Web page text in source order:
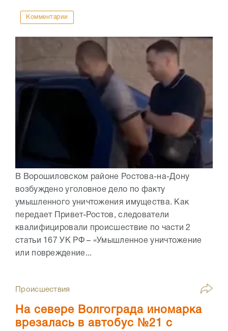
Комментарии
В Ворошиловском районе Ростова-на-Дону
возбуждено уголовное дело по факту
умышленного уничтожения имущества. Как
передает Привет-Ростов, следователи
квалифицировали происшествие по части 2
статьи 167 УК РФ – «Умышленное уничтожение
или повреждение...
Происшествия
На севере Волгограда иномарка
врезалась в автобус №21 с